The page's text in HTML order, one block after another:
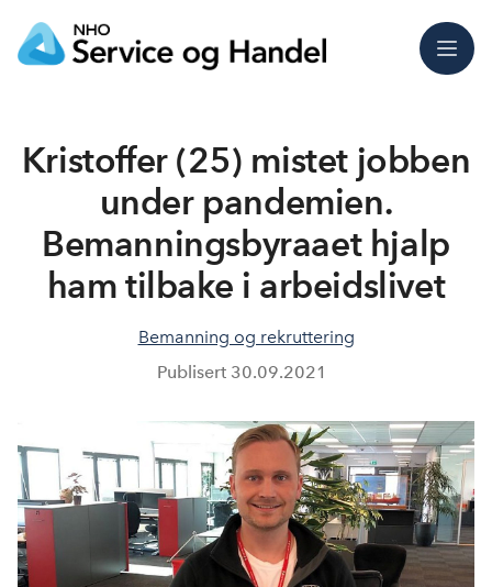
Meny
Kristoffer (25) mistet jobben
under pandemien.
Bemanningsbyraaet hjalp
ham tilbake i arbeidslivet
Bemanning og rekruttering
Publisert 30.09.2021